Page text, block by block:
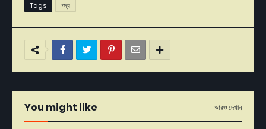
Tags গদ্য
You might like আরও দেখান